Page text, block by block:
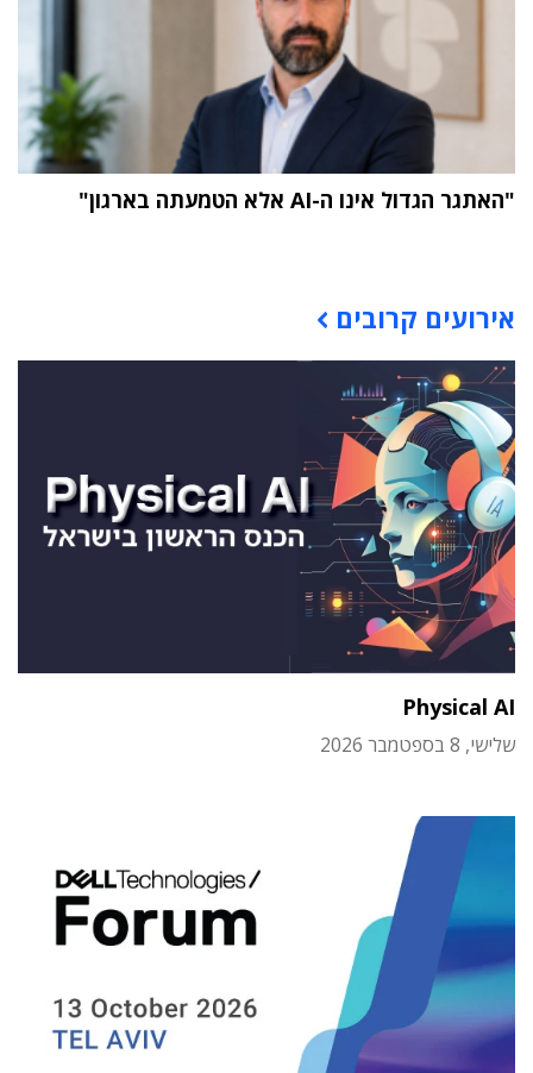
"האתגר הגדול אינו ה-AI אלא הטמעתה בארגון"
אירועים קרובים
Physical AI
שלישי, 8 בספטמבר 2026